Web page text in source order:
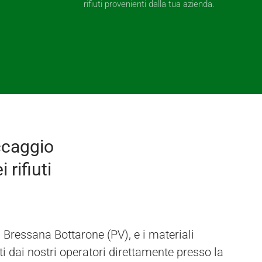
rifiuti provenienti dalla tua azienda.
rifiuti